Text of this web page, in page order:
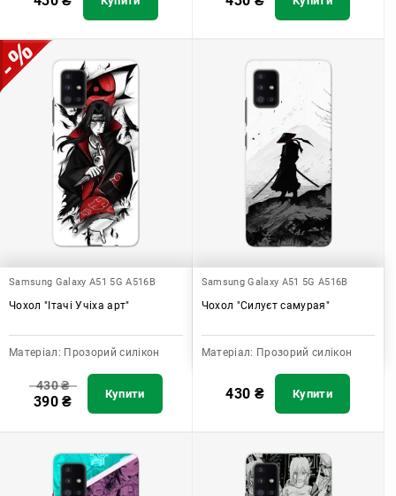
Samsung Galaxy A51 5G A516B
Чохол "Ітачі Учіха арт"
Матеріал: Прозорий силікон
430₴
390₴ Купити
Samsung Galaxy A51 5G A516B
Чохол "Силуєт самурая"
Матеріал: Прозорий силікон
430 ₴ Купити